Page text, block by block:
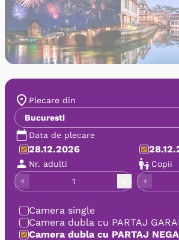
Plecare din
Bucuresti
Data de plecare
28.12.2026
Nr. adulti
1
Copii
Camera single
Camera dubla cu PARTAJ
Camera dubla cu PARTAJ